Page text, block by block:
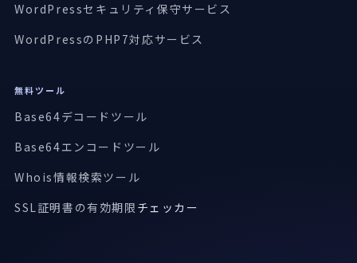
WordPressセキュリティ保守サービス
WordPressのPHP7対応サービス
無料ツール
Base64デコードツール
Base64エンコードツール
Whois情報検索ツール
SSL証明書の有効期限 チェッカー